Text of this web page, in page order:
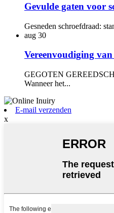
Gevulde gaten voor
Gesneden schroefdraad:
aug 30
Vereenvoudiging van
GEGOTEN
Wanneer het...
E-mail verzenden
x